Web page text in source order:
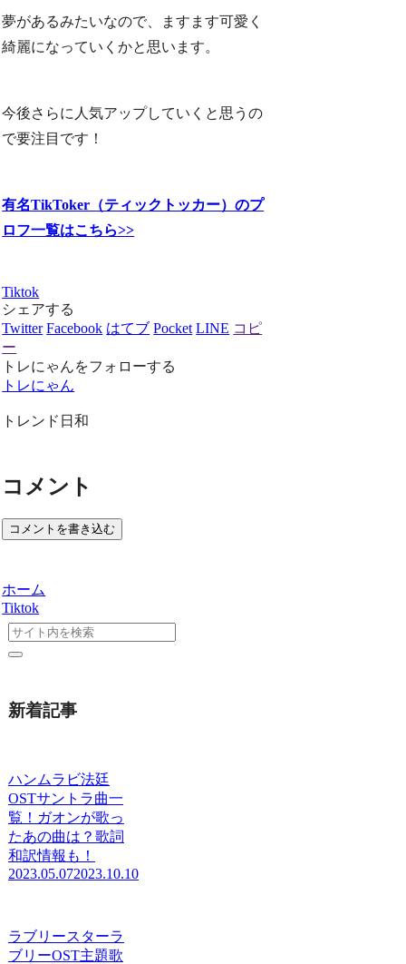
夢があるみたいなので、ますます可愛く
綺麗になっていくかと思います。
今後さらに人気アップしていくと思うの
で要注目です！
有名TikToker（ティックトッカー）のプ
ロフ一覧はこちら>>
Tiktok
シェアする
Twitter Facebook はてブ Pocket LINE コピ
ー
トレにゃんをフォローする
トレにゃん
トレンド日和
コメント
コメントを書き込む
ホーム
Tiktok
新着記事
ハンムラビ法廷
OSTサントラ曲一
覧！ガオンが歌っ
たあの曲は？歌詞
和訳情報も！
2023.05.072023.10.10
ラブリースターラ
ブリーOST主題歌